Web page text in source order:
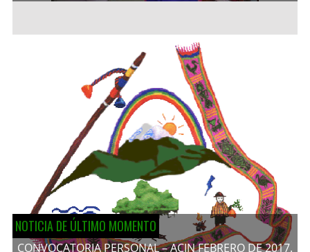
NOTICIA DE ÚLTIMO MOMENTO
CONVOCATORIA PERSONAL – ACIN FEBRERO DE 2017.